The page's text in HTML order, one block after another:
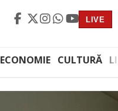
LIVE
ECONOMIE CULTURĂ